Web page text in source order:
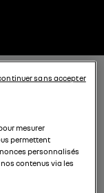
mesurer
permettent
personnalisés
contenus via les
sans accepter